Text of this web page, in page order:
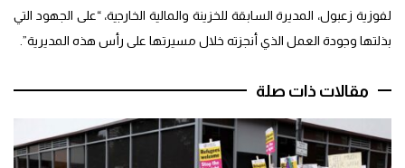
لفوزية زعبول، المديرة السابقة للخزينة والمالية الخارجية، “على الجهود التي
بذلتها وجودة العمل الذي أنجزته خلال مسيرتها على رأس هذه المديرية”.
مقالات ذات صلة